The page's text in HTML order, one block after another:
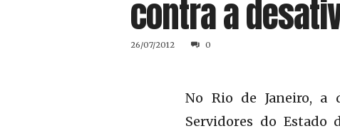
contra a
26/07/2012 0
No Rio de Janeiro, a
Servidores do Estado